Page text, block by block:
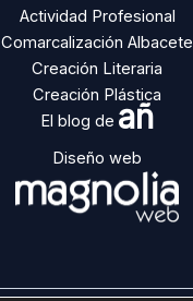
Actividad Profesional
Comarcalización Albacete
Creación Literaria
Creación Plástica
El blog de añ
Diseño web